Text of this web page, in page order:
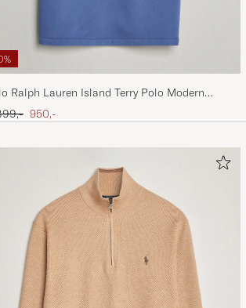
Ralph Lauren Island Terry Polo Modern
pris
Nedsatt pris
950,-